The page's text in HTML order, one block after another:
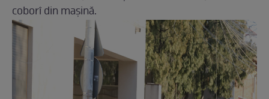
coborî din maşină.